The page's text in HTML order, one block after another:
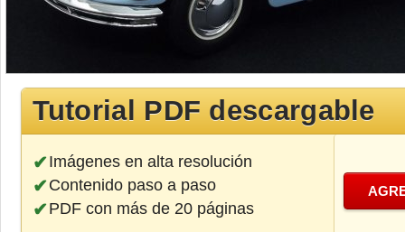
Tutorial PDF descargable
Imágenes en alta resolución
Contenido paso a paso
PDF con más de 20 páginas